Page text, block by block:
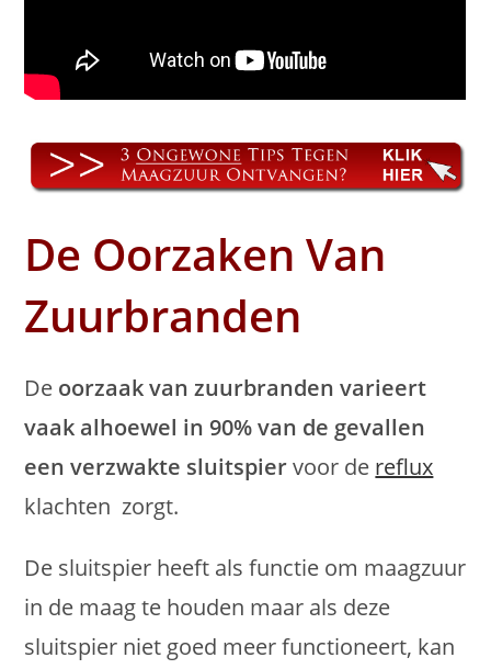
De Oorzaken Van
Zuurbranden
De oorzaak van zuurbranden varieert
vaak alhoewel in 90% van de gevallen
een verzwakte sluitspiervoor de reflux
klachten zorgt.
De sluitspier heeft als functie om maagzuur
in de maag te houden maar als deze
sluitspier niet goed meer functioneert, kan